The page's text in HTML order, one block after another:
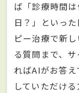
ば「診療時間
日？」といっ
ピー治療で新
る質問まで、
ればAIがお答
していただけ